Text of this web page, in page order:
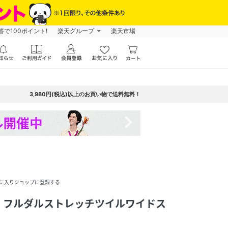
で100ポイント! 楽天グループ 楽天市場
3,980円(税込)以上のお買い物で送料無料！
入りショップに登録する
フルダルストレッチツイルワイドス